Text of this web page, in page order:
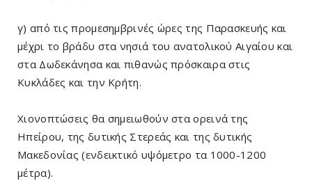
γ) από τις προμεσημβρινές ώρες της Παρασκευής και
μέχρι το βράδυ στα νησιά του ανατολικού Αιγαίου και
στα Δωδεκάνησα και πιθανώς πρόσκαιρα στις
Κυκλάδες και την Κρήτη.
Χιονοπτώσεις θα σημειωθούν στα ορεινά της
Ηπείρου, της δυτικής Στερεάς και της δυτικής
Μακεδονίας (ενδεικτικό υψόμετρο τα 1000-1200
μέτρα).